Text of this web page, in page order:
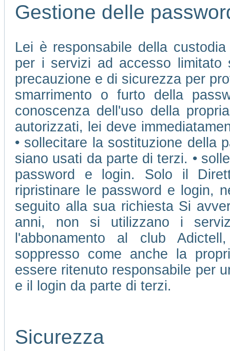
Gestione delle
Lei è responsabile della
per i servizi ad accesso
precauzione e di sicurezza per
smarrimento o furto della
conoscenza dell'uso della
autorizzati, lei deve
• sollecitare la sostituzione della
siano usati da parte di terzi. •
password e login. Solo il
ripristinare le password e login,
seguito alla sua richiesta Si
anni, non si utilizzano i
l'abbonamento al club
soppresso come anche la
essere ritenuto responsabile per
e il login da parte di terzi.
Sicurezza